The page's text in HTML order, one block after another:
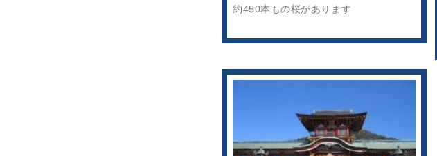
約450本もの桜があります